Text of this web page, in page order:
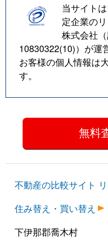
当サイト
定企業の
株式会社
10830322(10)）が運
お客様の個人情報は
す。
不動産の比較サイト
住み替え・買い替え
下伊那郡喬木村